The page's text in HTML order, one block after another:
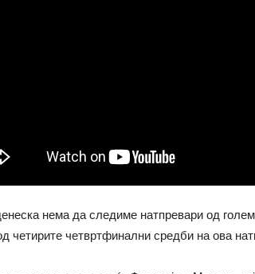
нема да следиме натпревари од
четирите четвртфинални средби на ова